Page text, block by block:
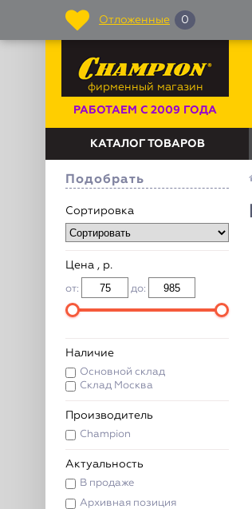
Подобрать
Сортировка
Цена , р.
от: до:
Наличие
Основной склад
Склад Москва
Производитель
Champion
Актуальность
В продаже
Архивная позиция
фирменный магазин
РАБОТАЕМ С 2009 ГОДА
КАТАЛОГ ТОВАРОВ
Отложенные 0